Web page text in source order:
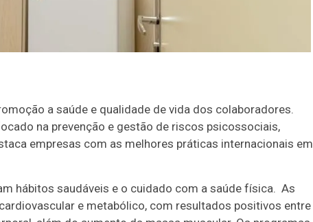
a saúde e qualidade de vida dos colaboradores.
na prevenção e gestão de riscos psicossociais,
empresas com as melhores práticas internacionais em
hábitos saudáveis e o cuidado com a saúde física. As
e metabólico, com resultados positivos entre